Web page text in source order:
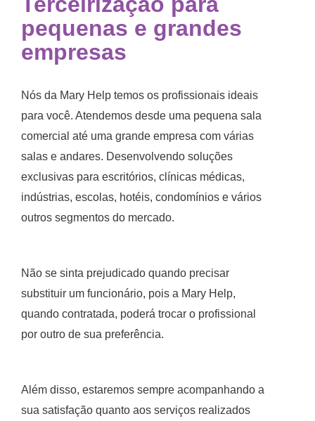
pequenas e grandes
empresas
Nós da Mary Help temos os profissionais ideais
para você. Atendemos desde uma pequena sala
comercial até uma grande empresa com várias
salas e andares. Desenvolvendo soluções
exclusivas para escritórios, clínicas médicas,
indústrias, escolas, hotéis, condomínios e vários
outros segmentos do mercado.
Não se sinta prejudicado quando precisar
substituir um funcionário, pois a Mary Help,
quando contratada, poderá trocar o profissional
por outro de sua preferência.
Além disso, estaremos sempre acompanhando a
sua satisfação quanto aos serviços realizados